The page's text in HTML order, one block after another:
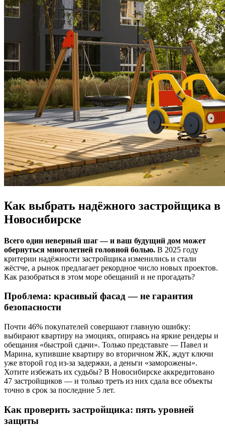
Как выбрать надёжного застройщика в
Новосибирске
Всего один неверный шаг — и ваш будущий дом может
обернуться многолетней головной болью. В 2025 году
критерии надёжности застройщика изменились и стали
жёстче, а рынок предлагает рекордное число новых проектов.
Как разобраться в этом море обещаний и не прогадать?
Проблема: красивый фасад — не гарантия
безопасности
Почти 46% покупателей совершают главную ошибку:
выбирают квартиру на эмоциях, опираясь на яркие рендеры и
обещания «быстрой сдачи». Только представьте — Павел и
Марина, купившие квартиру во вторичном ЖК, ждут ключи
уже второй год из-за задержки, а деньги «заморожены».
Хотите избежать их судьбы? В Новосибирске аккредитовано
47 застройщиков — и только треть из них сдала все объекты
точно в срок за последние 5 лет.
Как проверить застройщика: пять уровней
защиты